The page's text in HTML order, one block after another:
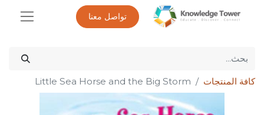
تواصل معنا
كافة المنتجات Little Sea Horse and the Big Storm